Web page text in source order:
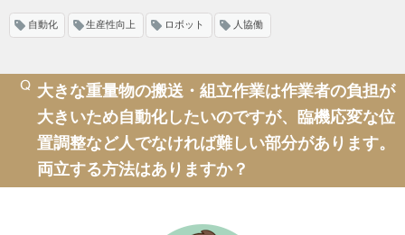
自動化 生産性向上 ロボット 人協働
大きな重量物の搬送・組立作業は作業者の負担が
大きいため自動化したいのですが、臨機応変な位
置調整など人でなければ難しい部分があります。
両立する方法はありますか？